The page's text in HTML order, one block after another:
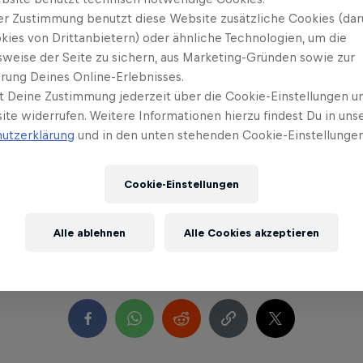
Hier findest du Videos, Stories
des Motorradsports.
Zustimmung benutzt diese Website zusätzliche Cookies
von Drittanbietern) oder ähnliche Technologien, um die
der Seite zu sichern, aus Marketing-Gründen sowie zur
Deines Online-Erlebnisses.
Deine Zustimmung jederzeit über die Cookie-Einstellungen
widerrufen. Weitere Informationen hierzu findest Du in
und in den unten stehenden Cookie-
Cookie-Einstellungen
Alle ablehnen Alle Cookies akzeptieren